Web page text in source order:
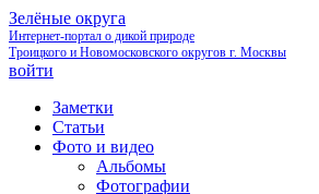
Зелёные округа
Интернет-портал о дикой природе
Троицкого и Новомосковского округов г. Москвы
войти
Заметки
Статьи
Фото и видео
Альбомы
Фотографии